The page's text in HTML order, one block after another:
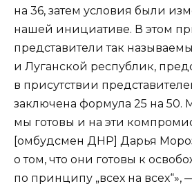
на 36, затем условия были
нашей инициативе. В этом
представители так
и Луганской республик,
в присутствии
заключена формула 25 на 50.
мы готовы и на эти
[омбудсмен ДНР] Дарья
о том, что они готовы к
по принципу „всех на всех“»,